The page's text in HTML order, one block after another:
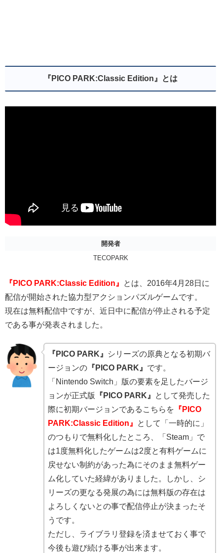
『PICO PARK:Classic Edition』とは
開発者
TECOPARK
『PICO PARK:Classic Edition』
とは、2016年4月28日に
配信が開始された協力型アクションパズルゲームです。
現在は無料配信中ですが、近日中に配信が停止される予定
である事が発表されました。
『PICO PARK』 シリーズの原典となる初期バ
ージョンの 『PICO PARK』 です。
「Nintendo Switch」版の要素を足したバージ
ョンが正式版
『PICO PARK』 として発売した
際に初期バージョンであるこちらを 『PICO
PARK:Classic Edition』 として「一時的に」
のつもりで無料化したところ、「Steam」で
は1度無料化したゲームは2度と有料ゲームに
戻せない制約があった為にそのまま無料ゲー
ム化していた経緯がありました。しかし、シ
リーズの更なる発展の為には無料版の存在は
よろしくないとの事で配信停止が決まったそ
うです。
ただし、ライブラリ登録を済ませておく事で
今後も遊び続ける事が出来ます。